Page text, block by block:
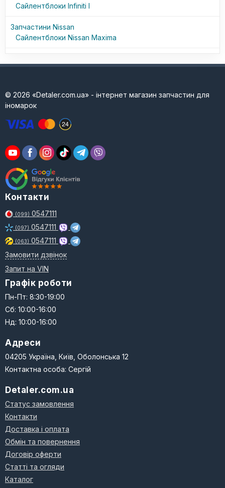
Сайлентблоки Infiniti I
Запчастини Nissan
Сайлентблоки Nissan Maxima
© 2026 «Detaler.com.ua» - інтернет магазин запчастин для
іномарок
Контакти
(099) 0547111
(097) 0547111
(063) 0547111
Замовити дзвінок
Запит на VIN
Графік роботи
Пн-Пт: 8:30-19:00
Сб: 10:00-16:00
Нд: 10:00-16:00
Адреси
04205 Україна, Київ, Оболонська 12
Контактна особа: Сергій
Detaler.com.ua
Статус замовлення
Контакти
Доставка і оплата
Обмін та повернення
Договір оферти
Статті та огляди
Каталог